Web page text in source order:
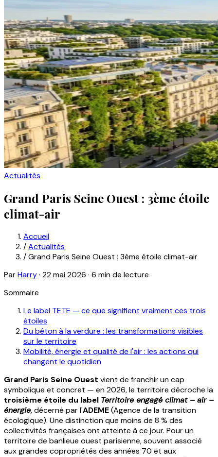
Actualités
Grand Paris Seine Ouest : 3ème étoile
climat-air
Accueil
/Actualités
/Grand Paris Seine Ouest : 3ème étoile climat-air
ParHarry· 22 mai 2026 · 6 min de lecture
Sommaire
Le label TETE — ce que signifient vraiment ces trois
étoiles
Du béton à la verdure : les transformations visibles
sur le territoire
Mobilité, énergie et qualité de l'air : les actions qui
changent le quotidien
Grand Paris Seine Ouest vient de franchir un cap
symbolique et concret — en 2026, le territoire décroche la
troisième étoile du label Territoire engagé climat – air –
énergie, décerné par l'ADEME(Agence de la transition
écologique). Une distinction que moins de 8 % des
collectivités françaises ont atteinte à ce jour. Pour un
territoire de banlieue ouest parisienne, souvent associé
aux grandes copropriétés des années 70 et aux